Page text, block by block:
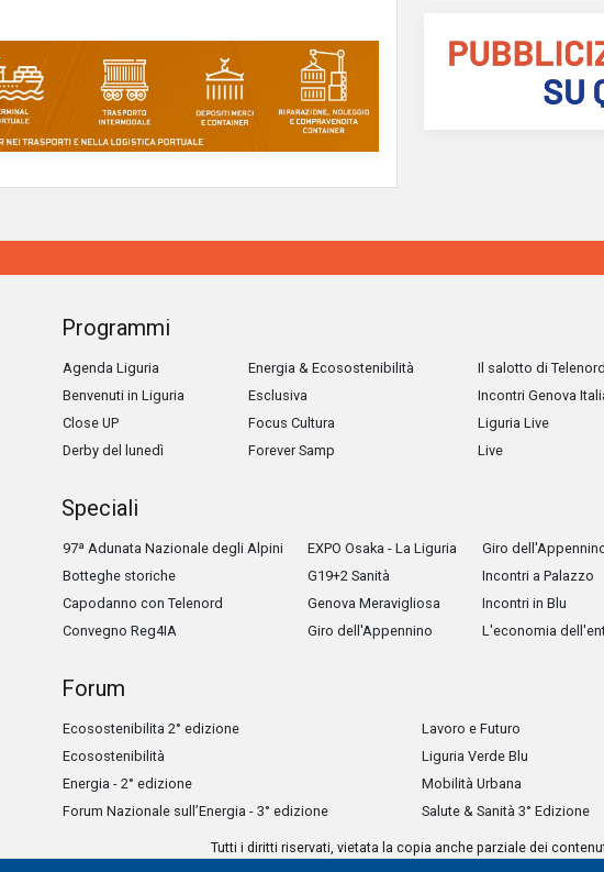
Programmi
Agenda Liguria
Benvenuti in Liguria
Close UP
Derby del lunedì
Energia & Ecosostenibilità
Esclusiva
Focus Cultura
Forever Samp
Il salotto di Telenord
Incontri Genova
Liguria Live
Live
Speciali
97ª Adunata Nazionale degli Alpini
Botteghe storiche
Capodanno con Telenord
Convegno Reg4IA
EXPO Osaka - La Liguria
G19+2 Sanità
Genova Meravigliosa
Giro dell'Appennino
Giro
Incontri a Palazzo
Incontri in Blu
L'economia
Forum
Ecosostenibilita 2° edizione
Ecosostenibilità
Energia - 2° edizione
Forum Nazionale sull’Energia - 3° edizione
Lavoro e Futuro
Liguria Verde Blu
Mobilità Urbana
Salute & Sanità 3° Edizione
Tutti i diritti riservati, vietata la copia anche parziale dei